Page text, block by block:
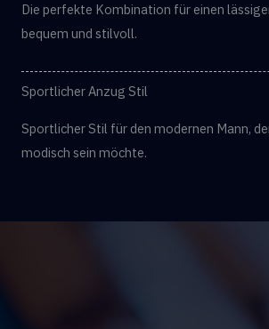
Die perfekte Kombination für einen
bequem und stilvoll.
Sportlicher Anzug Stil
Sportlicher Stil für den modernen Mann,
modisch sein möchte.